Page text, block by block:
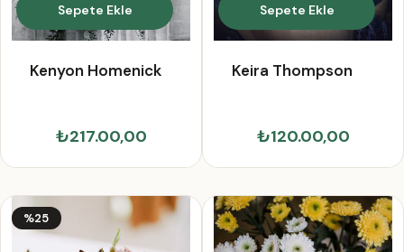
Sepete Ekle
Kenyon Homenick
₺217.00,00
Sepete Ekle
Keira Thompson
₺120.00,00
%25